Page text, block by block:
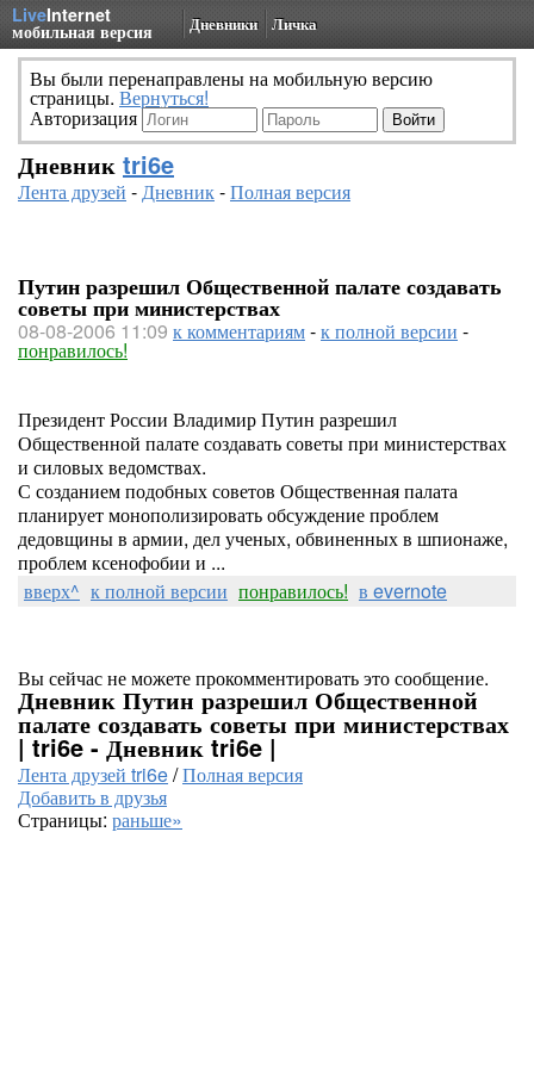
LiveInternet
мобильная версия Дневники Личка
Вы были перенаправлены на мобильную версию
страницы. Вернуться!
Авторизация
Дневник tri6e
Лента друзей -Дневник-Полная версия
Путин разрешил Общественной палате создавать
советы при министерствах
08-08-2006 11:09 к комментариям-к полной версии -
понравилось!
Президент России Владимир Путин разрешил
Общественной палате создавать советы при министерствах
и силовых ведомствах.
С созданием подобных советов Общественная палата
планирует монополизировать обсуждение проблем
дедовщины в армии, дел ученых, обвиненных в шпионаже,
проблем ксенофобии и ...
вверх^ к полной версии понравилось! в evernote
Вы сейчас не можете прокомментировать это сообщение.
Дневник Путин разрешил Общественной
палате создавать советы при министерствах
| tri6e - Дневник tri6e |
Лента друзей tri6e/Полная версия
Добавить в друзья
Страницы: раньше»